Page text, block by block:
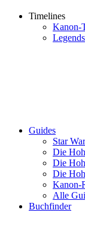
Timelines
Kanon-
Guides
Star
Die
Die
Die
Kanon-
Alle
Buchfinder